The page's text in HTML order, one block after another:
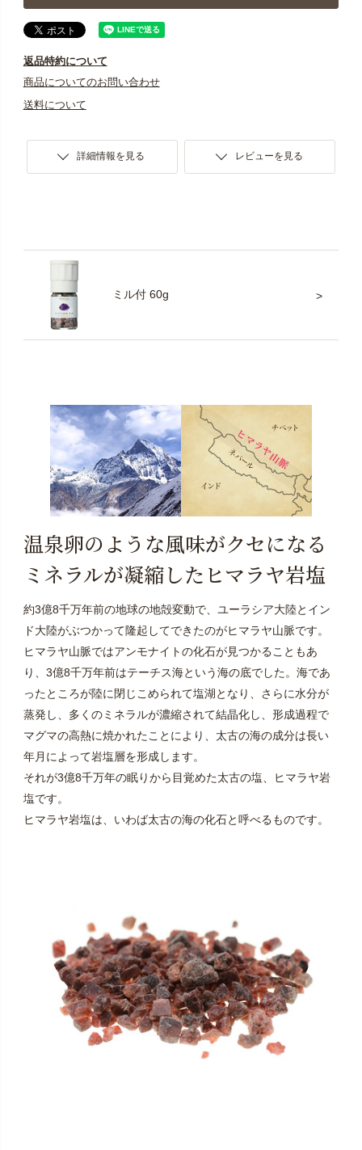
返品特約について
商品についてのお問い合わせ
送料について
詳細情報を見る レビューを見る
ミル付 60g
温泉卵のような風味がクセになる
ミネラルが凝縮したヒマラヤ岩塩
約3億8千万年前の地球の地殻変動で、ユーラシア大陸とイン
ド大陸がぶつかって隆起してできたのがヒマラヤ山脈です。
ヒマラヤ山脈ではアンモナイトの化石が見つかることもあ
り、3億8千万年前はテーチス海という海の底でした。海であ
ったところが陸に閉じこめられて塩湖となり、さらに水分が
蒸発し、多くのミネラルが濃縮されて結晶化し、形成過程で
マグマの高熱に焼かれたことにより、太古の海の成分は長い
年月によって岩塩層を形成します。
それが3億8千万年の眠りから目覚めた太古の塩、ヒマラヤ岩
塩です。
ヒマラヤ岩塩は、いわば太古の海の化石と呼べるものです。